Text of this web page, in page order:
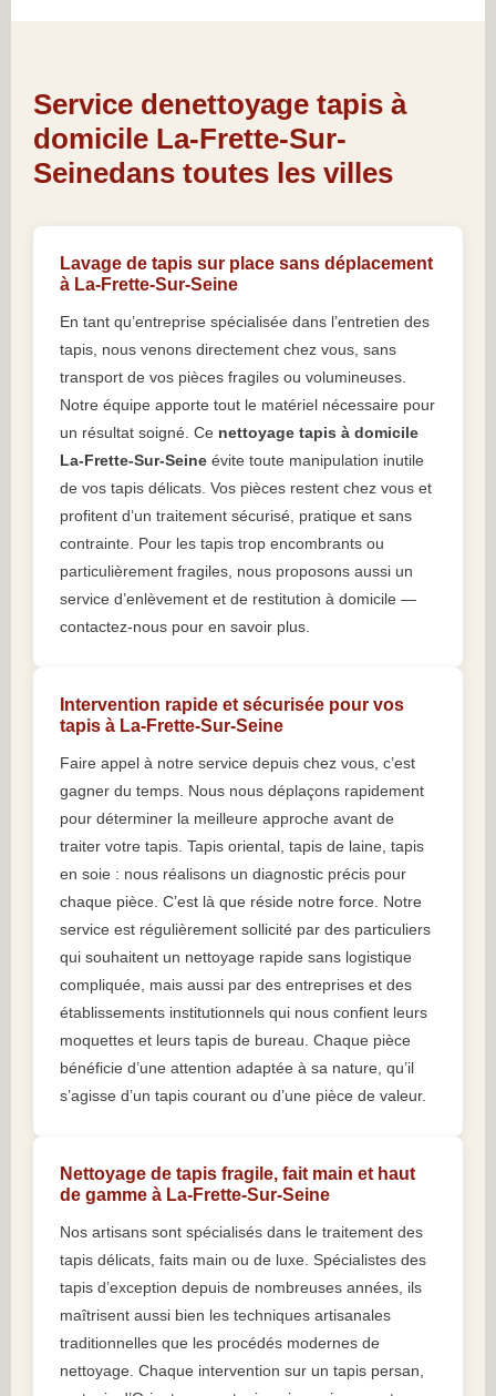
Service denettoyage tapis à
domicile La-Frette-Sur-
Seinedans toutes les villes
Lavage de tapis sur place sans déplacement
à La-Frette-Sur-Seine
En tant qu’entreprise spécialisée dans l’entretien des
tapis, nous venons directement chez vous, sans
transport de vos pièces fragiles ou volumineuses.
Notre équipe apporte tout le matériel nécessaire pour
un résultat soigné. Ce nettoyage tapis à domicile
La-Frette-Sur-Seine évite toute manipulation inutile
de vos tapis délicats. Vos pièces restent chez vous et
profitent d’un traitement sécurisé, pratique et sans
contrainte. Pour les tapis trop encombrants ou
particulièrement fragiles, nous proposons aussi un
service d’enlèvement et de restitution à domicile —
contactez-nous pour en savoir plus.
Intervention rapide et sécurisée pour vos
tapis à La-Frette-Sur-Seine
Faire appel à notre service depuis chez vous, c’est
gagner du temps. Nous nous déplaçons rapidement
pour déterminer la meilleure approche avant de
traiter votre tapis. Tapis oriental, tapis de laine, tapis
en soie : nous réalisons un diagnostic précis pour
chaque pièce. C’est là que réside notre force. Notre
service est régulièrement sollicité par des particuliers
qui souhaitent un nettoyage rapide sans logistique
compliquée, mais aussi par des entreprises et des
établissements institutionnels qui nous confient leurs
moquettes et leurs tapis de bureau. Chaque pièce
bénéficie d’une attention adaptée à sa nature, qu’il
s’agisse d’un tapis courant ou d’une pièce de valeur.
Nettoyage de tapis fragile, fait main et haut
de gamme à La-Frette-Sur-Seine
Nos artisans sont spécialisés dans le traitement des
tapis délicats, faits main ou de luxe. Spécialistes des
tapis d’exception depuis de nombreuses années, ils
maîtrisent aussi bien les techniques artisanales
traditionnelles que les procédés modernes de
nettoyage. Chaque intervention sur un tapis persan,